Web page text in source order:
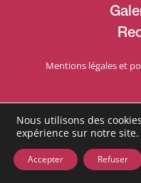
Mentions légales et
Nous utilisons des
expérience sur notre site.
Accepter Refuser